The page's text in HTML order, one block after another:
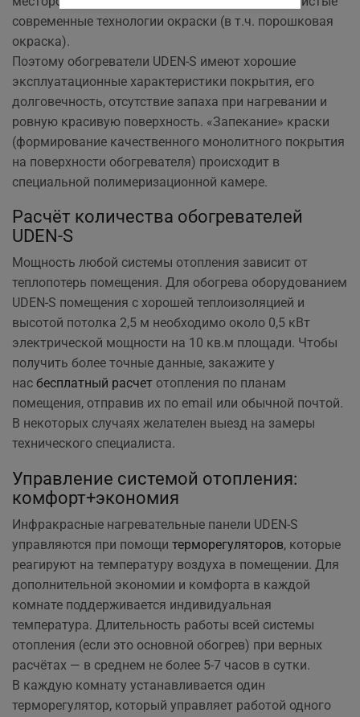
современные технологии окраски (в т.ч. порошковая
окраска).
Поэтому обогреватели UDEN-S имеют хорошие
эксплуатационные характеристики покрытия, его
долговечность, отсутствие запаха при нагревании и
ровную красивую поверхность. «Запекание» краски
(формирование качественного монолитного покрытия
на поверхности обогревателя) происходит в
специальной полимеризационной камере.
Расчёт количества обогревателей
UDEN-S
Мощность любой системы отопления зависит от
теплопотерь помещения. Для обогрева оборудованием
UDEN-S помещения с хорошей теплоизоляцией и
высотой потолка 2,5 м необходимо около 0,5 кВт
электрической мощности на 10 кв.м площади. Чтобы
получить более точные данные, закажите у
нас бесплатный расчет отопления по планам
помещения, отправив их по email или обычной почтой.
В некоторых случаях желателен выезд на замеры
технического специалиста.
Управление системой отопления:
комфорт+экономия
Инфракрасные нагревательные панели UDEN-S
управляются при помощи терморегуляторов, которые
реагируют на температуру воздуха в помещении. Для
дополнительной экономии и комфорта в каждой
комнате поддерживается индивидуальная
температура. Длительность работы всей системы
отопления (если это основной обогрев) при верных
расчётах — в среднем не более 5-7 часов в сутки.
В каждую комнату устанавливается один
терморегулятор, который управляет работой одного